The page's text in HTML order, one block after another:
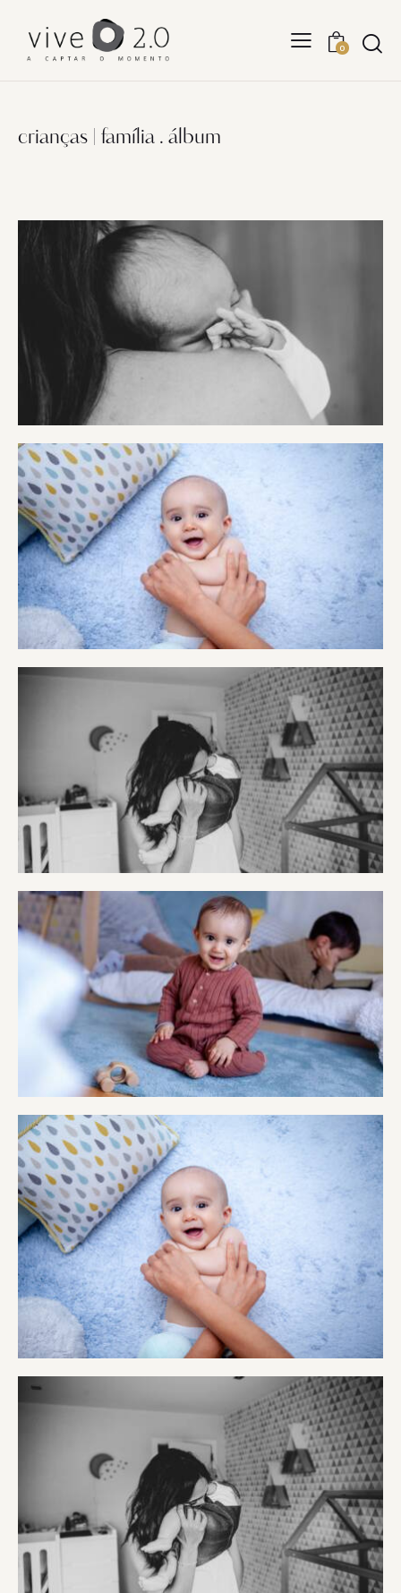
0
crianças | família . álbum